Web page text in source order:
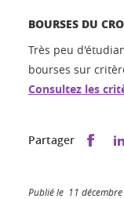
BOURSES DU
Très peu
bourses sur
Consultez les
Partager
Publié le 11